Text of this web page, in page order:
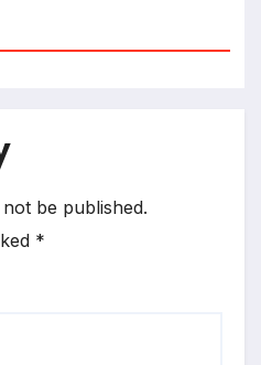
be published.
*